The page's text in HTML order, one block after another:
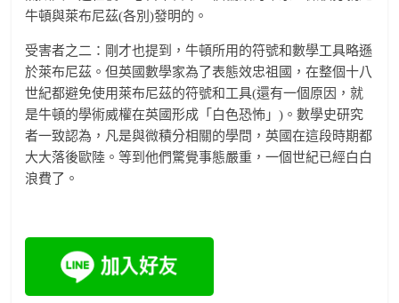
牛頓與萊布尼茲(各別)發明的。
受害者之二：剛才也提到，牛頓所用的符號和數學工具略遜
於萊布尼茲。但英國數學家為了表態效忠祖國，在整個十八
世紀都避免使用萊布尼茲的符號和工具(還有一個原因，就
是牛頓的學術威權在英國形成「白色恐怖」)。數學史研究
者一致認為，凡是與微積分相關的學問，英國在這段時期都
大大落後歐陸。等到他們驚覺事態嚴重，一個世紀已經白白
浪費了。